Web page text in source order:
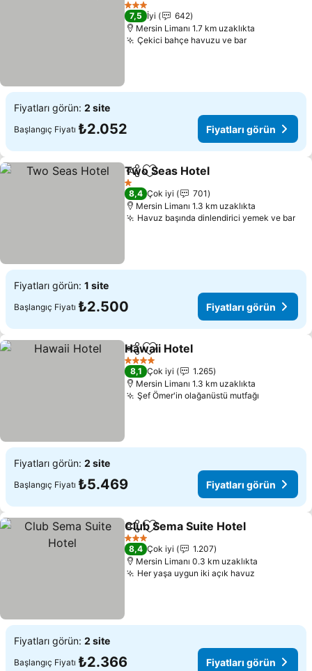
3 Yıldız
7,5 İyi
642
Mersin Limanı 1.7 km uzaklıkta
Çekici bahçe havuzu ve bar
Fiyatları görün: 2 site
Başlangıç Fiyatı ₺2.052 Fiyatları görün
PaylaşFavorilerime ekle
Two Seas Hotel
1 Yıldız
8,4 Çok iyi
701
Mersin Limanı 1.3 km uzaklıkta
Havuz başında dinlendirici yemek ve bar
Fiyatları görün: 1 site
Başlangıç Fiyatı ₺2.500 Fiyatları görün
PaylaşFavorilerime ekle
Hawaii Hotel
4 Yıldız
8,1 Çok iyi
1.265
Mersin Limanı 1.3 km uzaklıkta
Şef Ömer'in olağanüstü mutfağı
Fiyatları görün: 2 site
Başlangıç Fiyatı ₺5.469 Fiyatları görün
PaylaşFavorilerime ekle
Club Sema Suite Hotel
3 Yıldız
8,4 Çok iyi
1.207
Mersin Limanı 0.3 km uzaklıkta
Her yaşa uygun iki açık havuz
Fiyatları görün: 2 site
Başlangıç Fiyatı ₺2.366 Fiyatları görün